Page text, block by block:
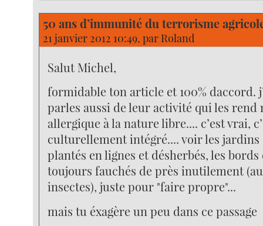
50 ans d’immunité du terrorisme
21 janvier 2012 10:49, par Roland
Salut Michel,
formidable ton article et 100% daccord.
parles aussi de leur activité qui les
allergique à la nature libre.... c’est vrai,
culturellement intégré.... voir les jardins
plantés en lignes et désherbés, les
toujours fauchés de près inutilement
insectes), juste pour "faire propre"...
mais tu éxagère un peu dans ce passage